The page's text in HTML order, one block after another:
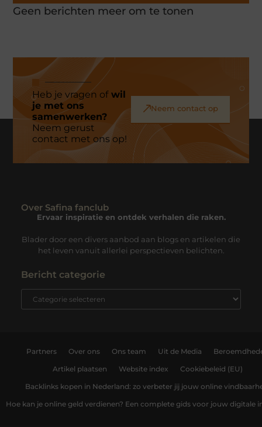
Geen berichten meer om te tonen
Heb je vragen ofwil
je met ons
samenwerken?
Neem gerust
contact met ons op!
Neem contact op
Over Safina fanclub
Ervaar inspiratie en ontdek verhalen die raken.
Blader door een divers aanbod aan blogs en artikelen die
het leven vanuit allerlei perspectieven belichten.
Bericht categorie
Partners Over ons Ons team Uit de Media
Artikel plaatsen Website index Cookiebeleid (EU)
Backlinks kopen in Nederland: zo verbeter jij jouw online
Hoe kan je online geld verdienen? Een complete gids voor jouw digitale